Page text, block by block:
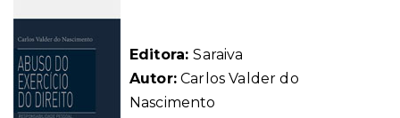
Editora:Saraiva
Autor:Carlos Valder do
Nascimento